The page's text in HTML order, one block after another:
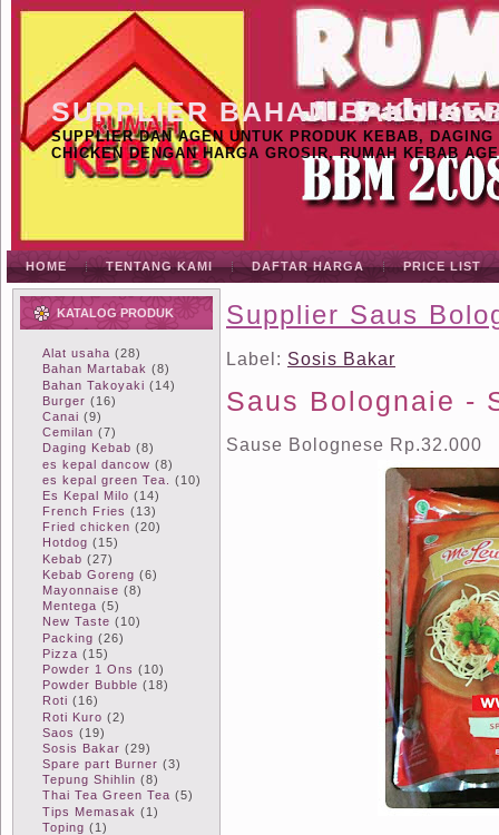
SUPPLIER BAHAN BAKU
SUPPLIER DAN AGEN UNTUK PRODUK KEBAB,
CHICKEN DENGAN HARGA GROSIR, RUMAH KEBAB
HOME TENTANG KAMI DAFTAR HARGA PRICE LIST
KATALOG PRODUK
Alat usaha (28)
Bahan Martabak (8)
Bahan Takoyaki (14)
Burger (16)
Canai (9)
Cemilan (7)
Daging Kebab (8)
es kepal dancow (8)
es kepal green Tea.
(10)
Es Kepal Milo (14)
French Fries (13)
Fried chicken (20)
Hotdog (15)
Kebab (27)
Kebab Goreng (6)
Mayonnaise (8)
Mentega (5)
New Taste (10)
Packing (26)
Pizza (15)
Powder 1 Ons (10)
Powder Bubble (18)
Roti (16)
Roti Kuro (2)
Saos (19)
Sosis Bakar (29)
Spare part Burner (3)
Tepung Shihlin (8)
Thai Tea Green Tea (5)
Tips Memasak (1)
Toping (1)
Supplier Saus
Label: Sosis Bakar
Saus Bolognaie -
Sause Bolognese Rp.32.000